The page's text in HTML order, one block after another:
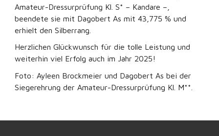
Amateur-Dressurprüfung Kl. S* – Kandare –,
beendete sie mit Dagobert As mit 43,775 % und
erhielt den Silberrang.
Herzlichen Glückwunsch für die tolle Leistung und
weiterhin viel Erfolg auch im Jahr 2025!
Foto: Ayleen Brockmeier und Dagobert As bei der
Siegerehrung der Amateur-Dressurprüfung Kl. M**.